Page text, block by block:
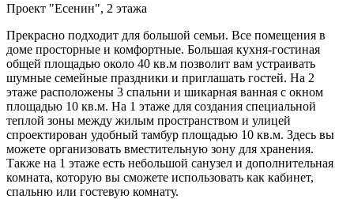
Проект "Есенин", 2 этажа
Прекрасно подходит для большой семьи. Все помещения в
доме просторные и комфортные. Большая кухня-гостиная
общей площадью около 40 кв.м позволит вам устраивать
шумные семейные праздники и приглашать гостей. На 2
этаже расположены 3 спальни и шикарная ванная с окном
площадью 10 кв.м. На 1 этаже для создания специальной
теплой зоны между жилым пространством и улицей
спроектирован удобный тамбур площадью 10 кв.м. Здесь вы
можете организовать вместительную зону для хранения.
Также на 1 этаже есть небольшой санузел и дополнительная
комната, которую вы сможете использовать как кабинет,
спальню или гостевую комнату.